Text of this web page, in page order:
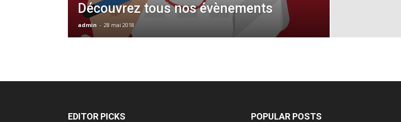
Découvrez tous nos évènements
admin - 28 mai 2018
EDITOR PICKS POPULAR POSTS